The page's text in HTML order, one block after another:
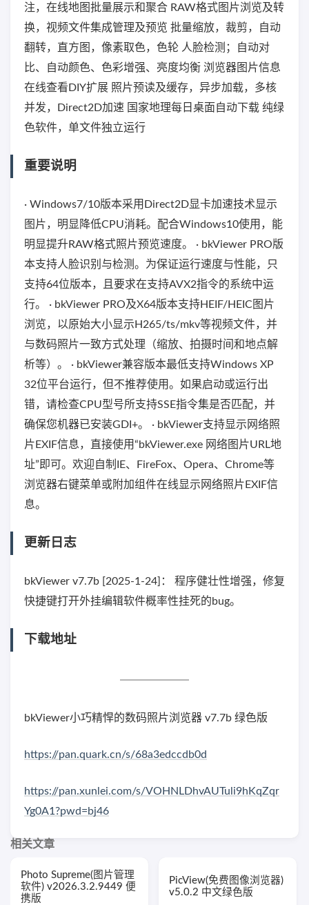
注，在线地图批量展示和聚合 RAW格式图片浏览及转
换，视频文件集成管理及预览 批量缩放，裁剪，自动
翻转，直方图，像素取色，色轮 人脸检测；自动对
比、自动颜色、色彩增强、亮度均衡 浏览器图片信息
在线查看DIY扩展 照片预读及缓存，异步加载，多核
并发，Direct2D加速 国家地理每日桌面自动下载 纯绿
色软件，单文件独立运行
重要说明
· Windows7/10版本采用Direct2D显卡加速技术显示
图片，明显降低CPU消耗。配合Windows10使用，能
明显提升RAW格式照片预览速度。 · bkViewer PRO版
本支持人脸识别与检测。为保证运行速度与性能，只
支持64位版本，且要求在支持AVX2指令的系统中运
行。 · bkViewer PRO及X64版本支持HEIF/HEIC图片
浏览，以原始大小显示H265/ts/mkv等视频文件，并
与数码照片一致方式处理（缩放、拍摄时间和地点解
析等）。 · bkViewer兼容版本最低支持Windows XP
32位平台运行，但不推荐使用。如果启动或运行出
错，请检查CPU型号所支持SSE指令集是否匹配，并
确保您机器已安装GDI+。 · bkViewer支持显示网络照
片EXIF信息，直接使用“bkViewer.exe 网络图片URL地
址”即可。欢迎自制IE、FireFox、Opera、Chrome等
浏览器右键菜单或附加组件在线显示网络照片EXIF信
息。
更新日志
bkViewer v7.7b [2025-1-24]： 程序健壮性增强，修复
快捷键打开外挂编辑软件概率性挂死的bug。
下载地址
bkViewer小巧精悍的数码照片浏览器 v7.7b 绿色版
https://pan.quark.cn/s/68a3edccdb0d
https://pan.xunlei.com/s/VOHNLDhvAUTuli9hKqZqr
Yg0A1?pwd=bj46
相关文章
Photo Supreme(图片管理
软件) v2026.3.2.9449 便
携版
PicView(免费图像浏览器)
v5.0.2 中文绿色版